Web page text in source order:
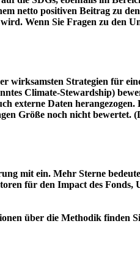
netto positiven Beitrag zu
Wenn Sie Fragen zu den
wirksamsten Strategien für
Climate-Stewardship)
externe Daten
Größe noch nicht bewertet.
mit ein. Mehr Sterne
für den Impact des Fonds,
über die Methodik finden